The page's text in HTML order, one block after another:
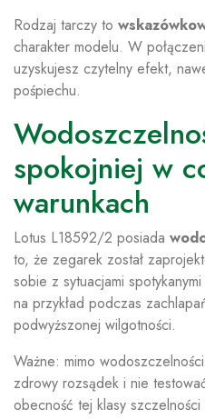
Rodzaj tarczy to
charakter modelu. W
uzyskujesz czytelny efekt,
pośpiechu.
spokojniej w
warunkach
Lotus L18592/2 posiada
to, że zegarek został
sobie z sytuacjami
na przykład podczas
podwyższonej wilgotności.
Ważne: mimo
zdrowy rozsądek i nie
obecność tej klasy